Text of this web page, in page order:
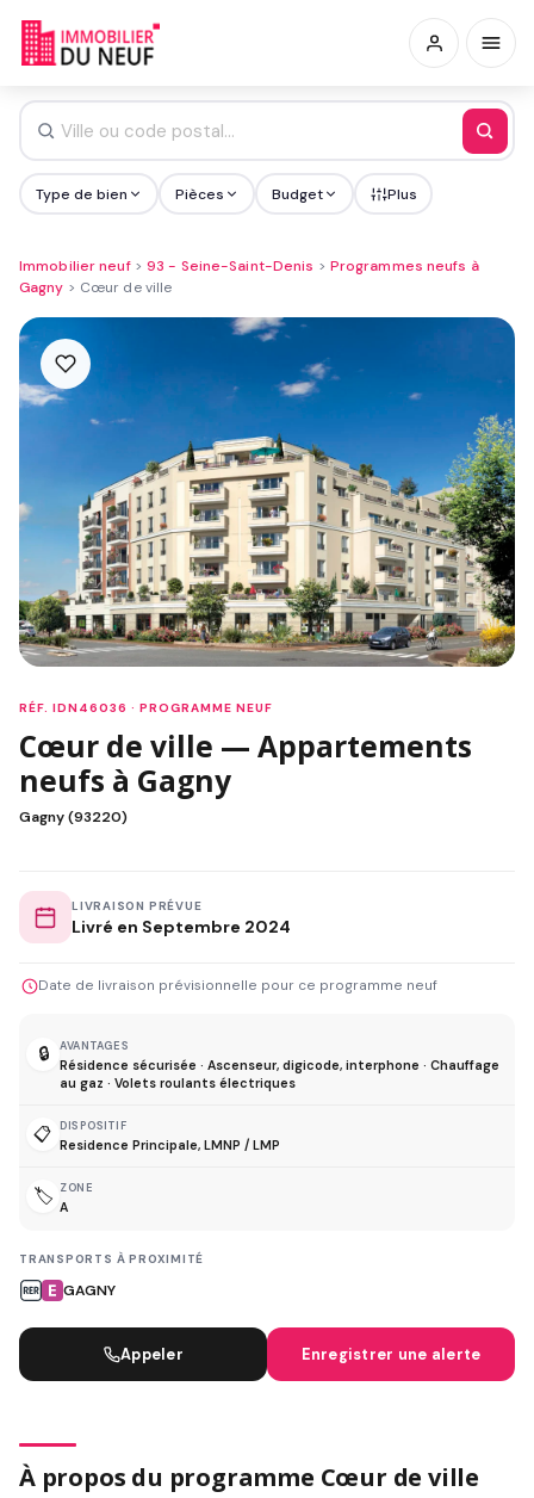
Type de bien Pièces Budget Plus
Immobilier neuf> 93 - Seine-Saint-Denis > Programmes neufs à
Gagny > Cœur de ville
RÉF. IDN46036 · PROGRAMME NEUF
Cœur de ville — Appartements
neufs à Gagny
Gagny (93220)
LIVRAISON PRÉVUE
Livré en Septembre 2024
Date de livraison prévisionnelle pour ce programme neuf
🔒 AVANTAGES
Résidence sécurisée · Ascenseur, digicode, interphone · Chauffage
au gaz · Volets roulants électriques
📋 DISPOSITIF
Residence Principale, LMNP / LMP
🏷️ ZONE
A
TRANSPORTS À PROXIMITÉ
GAGNY
Appeler Enregistrer une alerte
À propos du programme Cœur de ville